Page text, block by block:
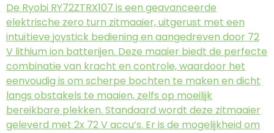
De Ryobi RY72ZTRX107 is een geavanceerde
elektrische zero turn zitmaaier, uitgerust met een
intuïtieve joystick bediening en aangedreven door 72
V lithium ion batterijen. Deze maaier biedt de perfecte
combinatie van kracht en controle, waardoor het
eenvoudig is om scherpe bochten te maken en dicht
langs obstakels te maaien, zelfs op moeilijk
bereikbare plekken. Standaard wordt deze zitmaaier
geleverd met 2x 72 V accu’s. Er is de mogelijkheid om